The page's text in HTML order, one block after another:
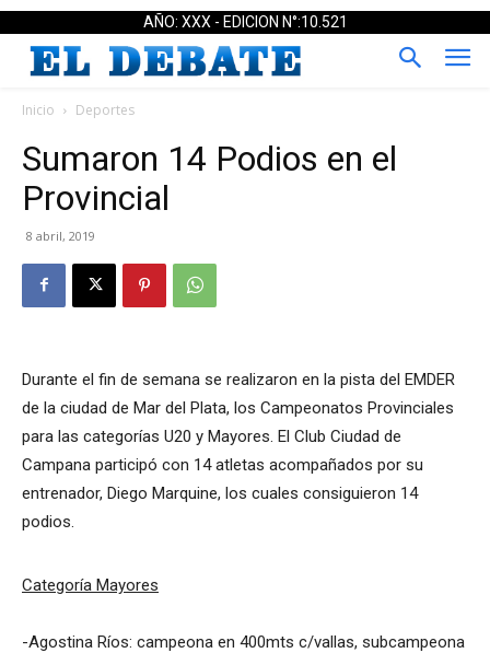
AÑO: XXX - EDICION N°:10.521
Inicio Deportes
Sumaron 14 Podios en el
Provincial
8 abril, 2019
Durante el fin de semana se realizaron en la pista del EMDER
de la ciudad de Mar del Plata, los Campeonatos Provinciales
para las categorías U20 y Mayores. El Club Ciudad de
Campana participó con 14 atletas acompañados por su
entrenador, Diego Marquine, los cuales consiguieron 14
podios.
Categoría Mayores
-Agostina Ríos: campeona en 400mts c/vallas, subcampeona